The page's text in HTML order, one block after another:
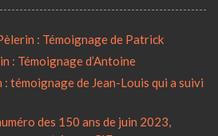
: Témoignage de Patrick
: Témoignage d’Antoine
témoignage de Jean-Louis qui a suivi
des 150 ans de juin 2023,